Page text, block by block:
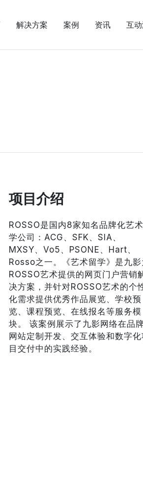
解决方案 案例 资讯 互
项目介绍
ROSSO是国内8家知名品牌化艺
学公司：ACG、SFK、SIA、
MXSY、Vo5、PSONE、Hart、
Rosso之一。《艺术留学》是九影
ROSSO艺术提供的网页门户营销
决方案，并针对ROSSO艺术的个
化需求提供优秀作品展览、学校预
览、课程预览、在线报名等服务模
块。 该案例展示了九影网络在品
网站定制开发、交互体验和数字化
目交付中的实践经验。